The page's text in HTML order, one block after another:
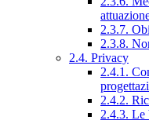
2.3.7.
2.3.8.
2.4. Privacy
2.4.1.
2.4.2.
2.4.3. Le